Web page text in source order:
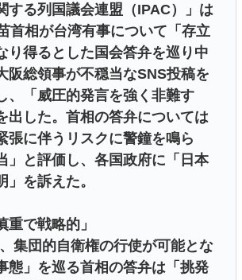
する列国議会連盟（IPAC）」は
首相が台湾有事について「存立
り得るとした国会答弁を巡り中
阪総領事が不穏当なSNS投稿を
、「威圧的発言を強く非難す
出した。首相の答弁については
張に伴うリスクに警鐘を鳴ら
」と評価し、各国政府に「日本
」を訴えた。
重で戦略的」
集団的自衛権の行使が可能とな
態」を巡る首相の答弁は「挑発